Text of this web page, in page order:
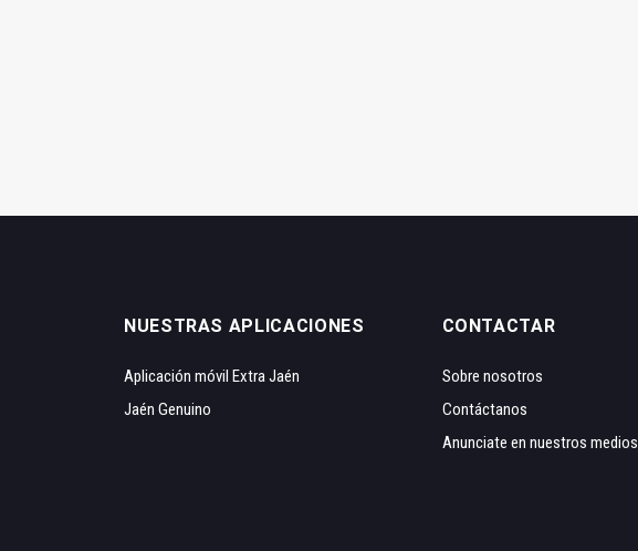
NUESTRAS APLICACIONES
Aplicación móvil Extra Jaén
Jaén Genuino
CONTACTAR
Sobre nosotros
Contáctanos
Anunciate en nuestros medios